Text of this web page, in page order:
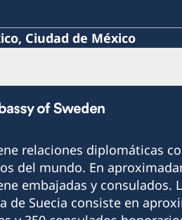
Ciudad de México
relaciones diplomáticas
del mundo. En
embajadas y consulados.
de Suecia consiste en